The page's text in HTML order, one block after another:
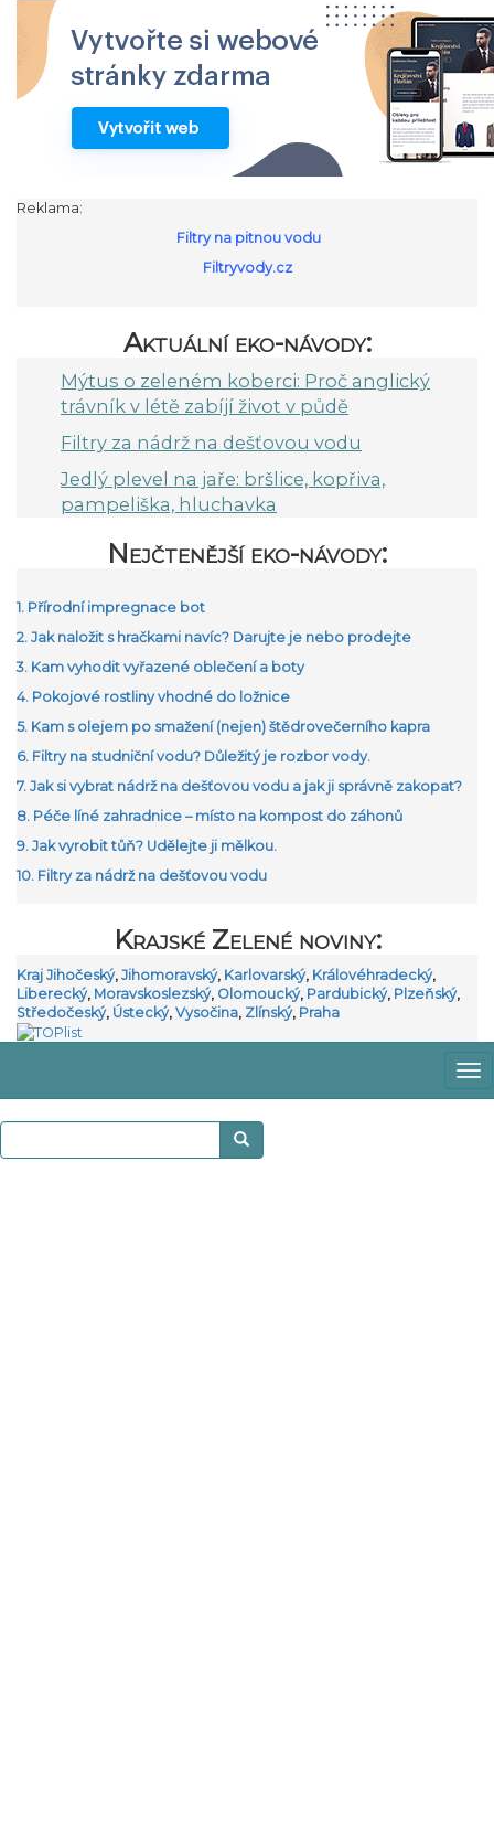
Reklama:
Filtry na pitnou vodu
Filtryvody.cz
Aktuální eko-návody:
Mýtus o zeleném koberci: Proč anglický
trávník v létě zabíjí život v půdě
Filtry za nádrž na dešťovou vodu
Jedlý plevel na jaře: bršlice, kopřiva,
pampeliška, hluchavka
Nejčtenější eko-návody:
1. Přírodní impregnace bot
2. Jak naložit s hračkami navíc? Darujte je nebo prodejte
3. Kam vyhodit vyřazené oblečení a boty
4. Pokojové rostliny vhodné do ložnice
5. Kam s olejem po smažení (nejen) štědrovečerního kapra
6. Filtry na studniční vodu? Důležitý je rozbor vody.
7. Jak si vybrat nádrž na dešťovou vodu a jak ji správně zakopat?
8. Péče líné zahradnice – místo na kompost do záhonů
9. Jak vyrobit tůň? Udělejte ji mělkou.
10. Filtry za nádrž na dešťovou vodu
Krajské Zelené noviny:
Kraj Jihočeský, Jihomoravský, Karlovarský, Královéhradecký,
Liberecký, Moravskoslezský, Olomoucký, Pardubický, Plzeňský,
Středočeský, Ústecký, Vysočina, Zlínský, Praha